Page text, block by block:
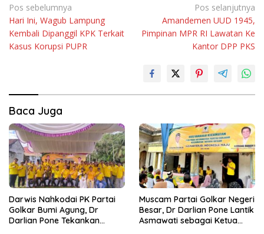
Navigasi
pos
Pos sebelumnya
Hari Ini, Wagub Lampung
Kembali Dipanggil KPK Terkait
Kasus Korupsi PUPR
Pos selanjutnya
Amandemen UUD 1945,
Pimpinan MPR RI Lawatan Ke
Kantor DPP PKS
Baca Juga
Darwis Nahkodai PK Partai
Golkar Bumi Agung, Dr
Darlian Pone Tekankan
Muscam Partai Golkar Negeri
Besar, Dr Darlian Pone Lantik
Asmawati sebagai Ketua